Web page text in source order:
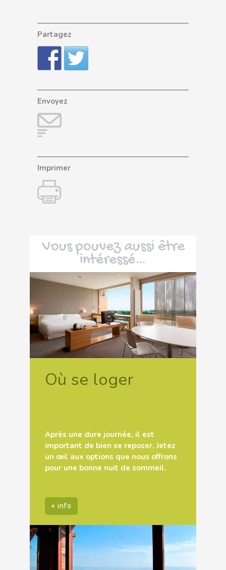
Partagez
Envoyez
Imprimer
Vous pouvez aussi être
intéressé…
Où se loger
Après une dure journée, il est
important de bien se reposer. Jetez
un œil aux options que nous offrons
pour une bonne nuit de sommeil.
+ info